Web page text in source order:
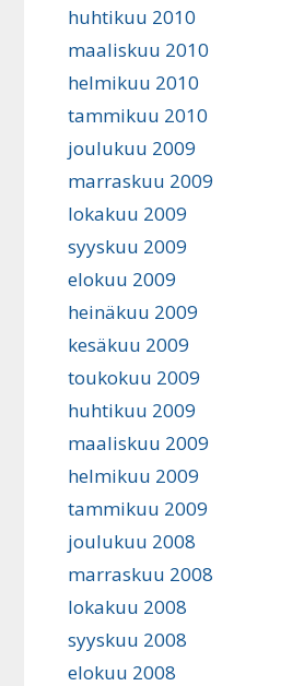
huhtikuu 2010
maaliskuu 2010
helmikuu 2010
tammikuu 2010
joulukuu 2009
marraskuu 2009
lokakuu 2009
syyskuu 2009
elokuu 2009
heinäkuu 2009
kesäkuu 2009
toukokuu 2009
huhtikuu 2009
maaliskuu 2009
helmikuu 2009
tammikuu 2009
joulukuu 2008
marraskuu 2008
lokakuu 2008
syyskuu 2008
elokuu 2008